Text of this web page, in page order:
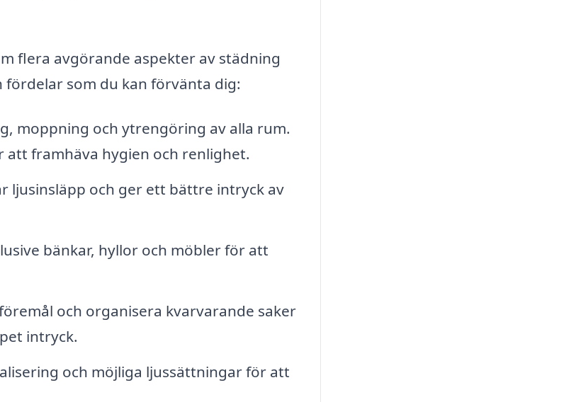
flera avgörande aspekter av städning
som du kan förvänta dig:
moppning och ytrengöring av alla rum.
framhäva hygien och renlighet.
ljusinsläpp och ger ett bättre intryck av
bänkar, hyllor och möbler för att
och organisera kvarvarande saker
intryck.
och möjliga ljussättningar för att